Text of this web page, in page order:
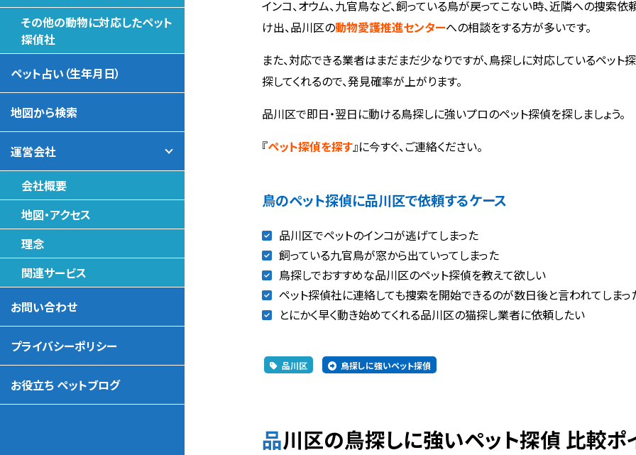
インコ、オウム、九官鳥など、飼っている鳥が戻ってこない時、近隣への捜索
け出、品川区の動物愛護推進センターへの相談をする方が多いです。
また、対応できる業者はまだまだ少なりですが、鳥探しに対応しているペット
探してくれるので、発見確率が上がります。
品川区で即日・翌日に動ける鳥探しに強いプロのペット探偵を探しましょう。
『ペット探偵を探す』に今すぐ、ご連絡ください。
鳥のペット探偵に品川区で依頼するケース
品川区でペットのインコが逃げてしまった
飼っている九官鳥が窓から出ていってしまった
鳥探しでおすすめな品川区のペット探偵を教えて欲しい
ペット探偵社に連絡しても捜索を開始できるのが数日後と言われてしまっ
とにかく早く動き始めてくれる品川区の猫探し業者に依頼したい
品川区 鳥探しに強いペット探偵
品川区の鳥探しに強いペット探偵 比較ポ
その他の動物に対応したペット
探偵社
ペット占い（生年月日）
地図から検索
運営会社
会社概要
地図・アクセス
理念
関連サービス
お問い合わせ
プライバシーポリシー
お役立ち ペットブログ